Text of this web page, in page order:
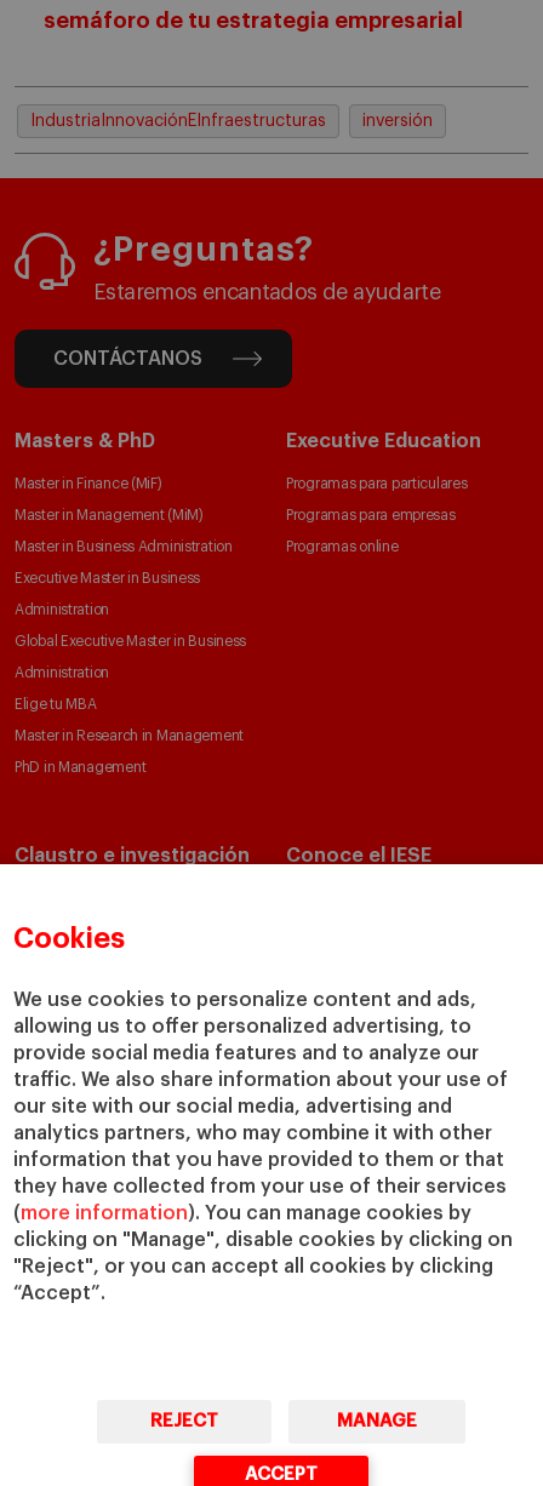
Cookies
We use cookies to personalize content and ads,
allowing us to offer personalized advertising, to
provide social media features and to analyze our
traffic. We also share information about your use of
our site with our social media, advertising and
analytics partners, who may combine it with other
information that you have provided to them or that
they have collected from your use of their services
(more information). You can manage cookies by
clicking on "Manage", disable cookies by clicking on
"Reject", or you can accept all cookies by clicking
“Accept”.
REJECT MANAGE
ACCEPT
semáforo de tu estrategia empresarial
IndustriaInnovaciónEInfraestructuras inversión
¿Preguntas?
Estaremos encantados de ayudarte
CONTÁCTANOS
Masters & PhD
Master in Finance (MiF)
Master in Management (MiM)
Master in Business Administration
Executive Master in Business
Administration
Global Executive Master in Business
Administration
Elige tu MBA
Master in Research in Management
PhD in Management
Executive Education
Programas para particulares
Programas para empresas
Programas online
Claustro e investigación
Departamentos académicos
Cátedras
IESE Insight
IESE Publishing
Conoce el IESE
Nuestro impacto
Colabora con el IESE
Servicios
Biblioteca
Canal de Compliance
Capellanía
IESE Shop
Jobs @IESE
Préstamos y becas
© Copyright, 2026. IESE Business School | University of Navarra